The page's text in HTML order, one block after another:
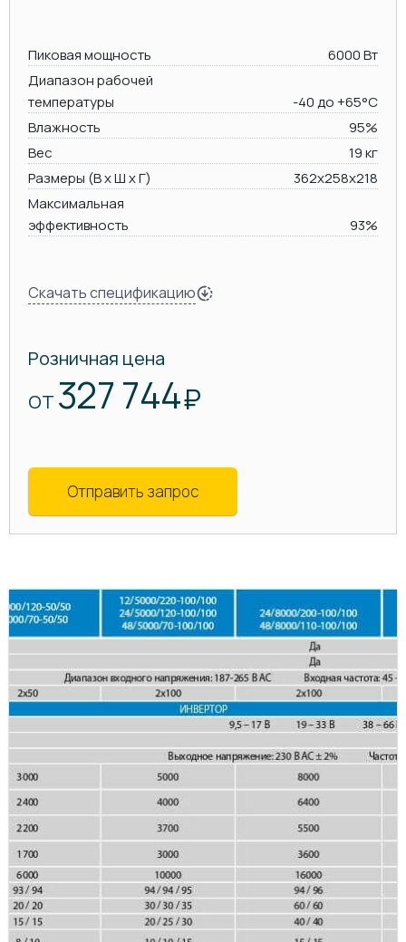
Пиковая мощность
6000 Вт
Диапазон рабочей
температуры
-40 до +65°C
Влажность
95%
Вес
19 кг
Размеры (В х Ш х Г)
362x258x218
Максимальная
эффективность
93%
Скачать спецификацию
Розничная цена
ОТ 327 744₽
Отправить запрос